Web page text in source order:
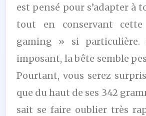
est pensé pour s’adapter à
tout en conservant
gaming » si particulière.
imposant, la bête semble
Pourtant, vous serez
que du haut de ses 342
sait se faire oublier très